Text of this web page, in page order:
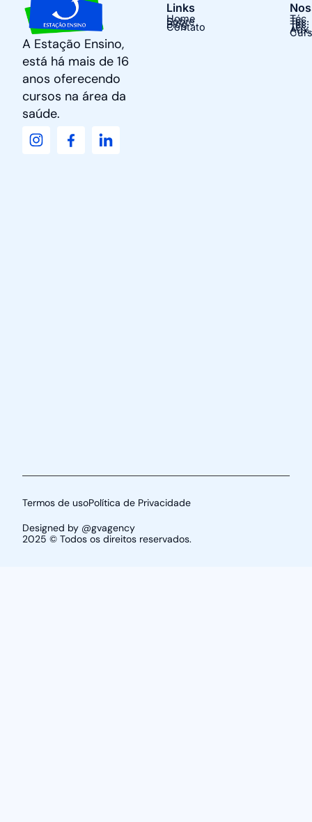
A Estação Ensino,
está há mais de 16
anos oferecendo
cursos na área da
saúde.
Links
Home
Sobre
Blog
Contato Tec.
Tec.
2025 © Todos os direitos reservados.
Designed by @gvagency
Termos de usoPolítica de Privacidade